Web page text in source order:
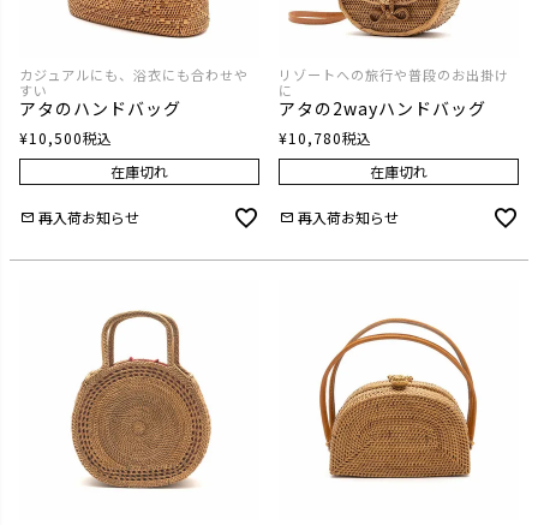
カジュアルにも、浴衣にも合わせや
すい
アタのハンドバッグ
¥10,500税込
在庫切れ
再入荷お知らせ
リゾートへの旅行や普段のお出掛け
に
アタの2wayハンドバッグ
¥10,780税込
在庫切れ
再入荷お知らせ